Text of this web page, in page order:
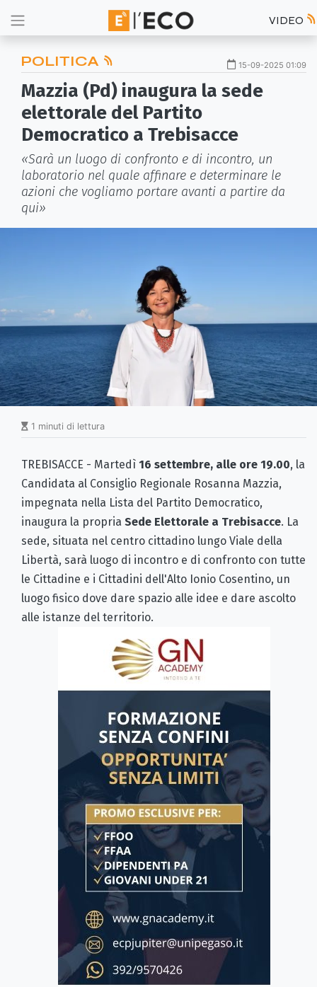
VIDEO
POLITICA 15-09-2025 01:09
Mazzia (Pd) inaugura la sede
elettorale del Partito
Democratico a Trebisacce
«Sarà un luogo di confronto e di incontro, un
laboratorio nel quale affinare e determinare le
azioni che vogliamo portare avanti a partire da
qui»
1 minuti di lettura
TREBISACCE - Martedì 16 settembre, alle ore 19.00, la
Candidata al Consiglio Regionale Rosanna Mazzia,
impegnata nella Lista del Partito Democratico,
inaugura la propria Sede Elettorale a Trebisacce. La
sede, situata nel centro cittadino lungo Viale della
Libertà, sarà luogo di incontro e di confronto con tutte
le Cittadine e i Cittadini dell'Alto Ionio Cosentino, un
luogo fisico dove dare spazio alle idee e dare ascolto
alle istanze del territorio.